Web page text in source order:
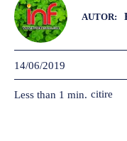
AUTOR:
14/06/2019
Less than 1 min. citire